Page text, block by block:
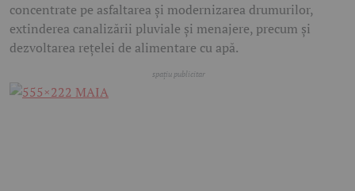
concentrate pe asfaltarea și modernizarea drumurilor,
extinderea canalizării pluviale și menajere, precum și
dezvoltarea rețelei de alimentare cu apă.